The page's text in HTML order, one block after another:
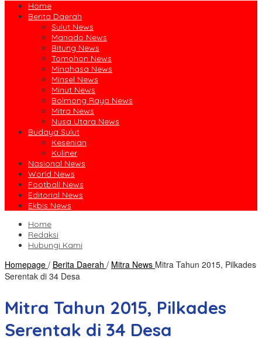
Home
Berita Daerah
Sulut News
Manado News
Bitung News
Tomohon News
Minahasa News
Minsel News
Minut News
Bolmong Raya News
Mitra News
Nusa Utara News
Budaya Sulut
Kesenian
Kuliner
Nasional News
World News
Football News
Editorial News
Ekbis News
Home
Redaksi
Hubungi Kami
Homepage / Berita Daerah / Mitra News Mitra Tahun 2015, Pilkades
Serentak di 34 Desa
Mitra Tahun 2015, Pilkades
Serentak di 34 Desa